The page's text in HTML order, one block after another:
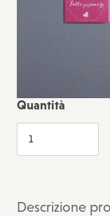
Quantità
Descrizione